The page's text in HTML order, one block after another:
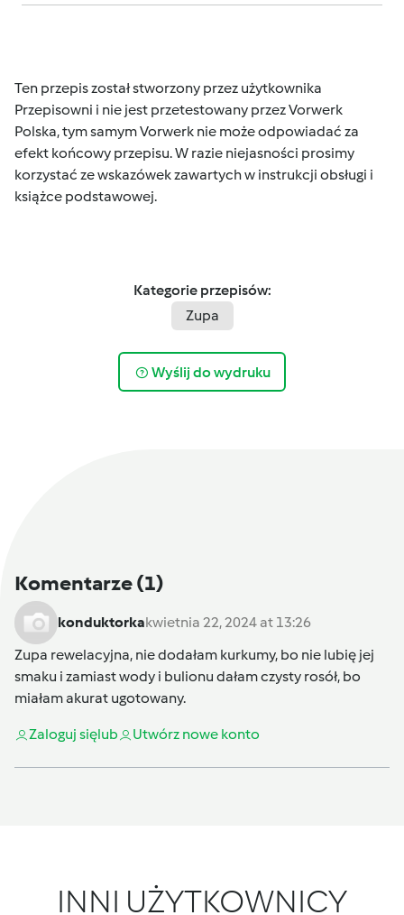
Ten przepis został stworzony przez użytkownika
Przepisowni i nie jest przetestowany przez Vorwerk
Polska, tym samym Vorwerk nie może odpowiadać za
efekt końcowy przepisu. W razie niejasności prosimy
korzystać ze wskazówek zawartych w instrukcji obsługi i
książce podstawowej.
Kategorie przepisów:
Zupa
Wyślij do wydruku
Komentarze(1)
konduktorkakwietnia 22, 2024 at 13:26
Zupa rewelacyjna, nie dodałam kurkumy, bo nie lubię jej
smaku i zamiast wody i bulionu dałam czysty rosół, bo
miałam akurat ugotowany.
Zaloguj sięlub Utwórz nowe konto
INNI UŻYTKOWNICY